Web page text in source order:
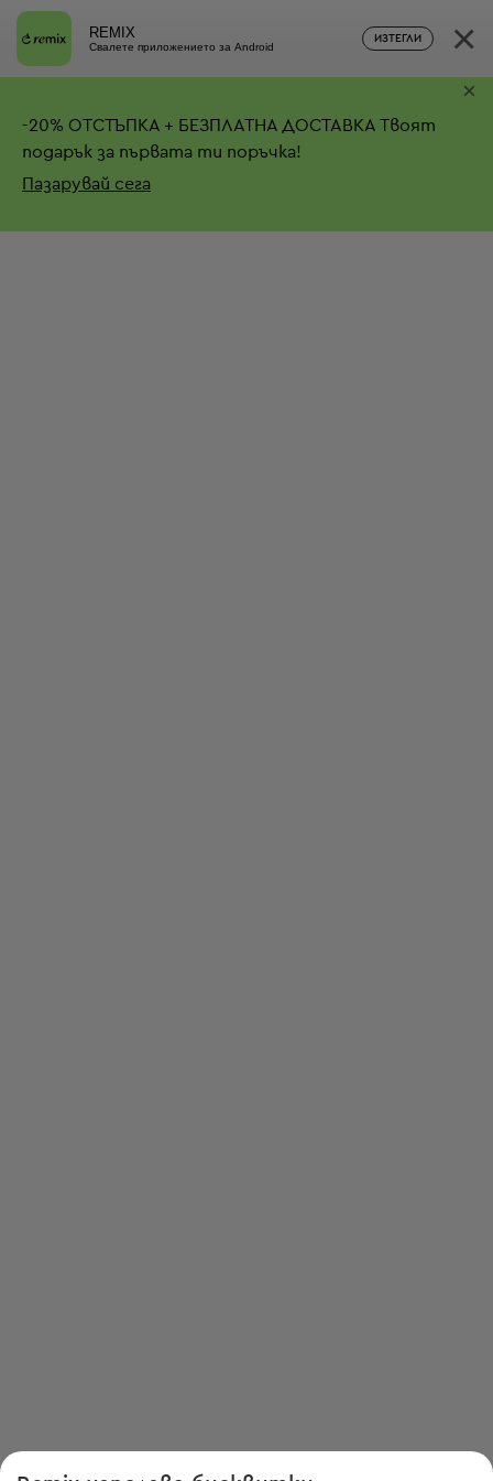
REMIX
Свалете приложението за Android
ИЗТЕГЛИ ×
-20% ОТСТЪПКА + БЕЗПЛАТНА ДОСТАВКА Твоят
подарък за първата ти поръчка!
Пазарувай сега
×